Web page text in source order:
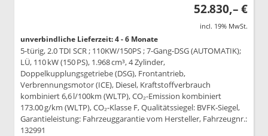
52.830,– €
incl. 19% MwSt.
unverbindliche Lieferzeit: 4 - 6 Monate
5-türig, 2.0 TDI SCR ; 110KW/150PS ; 7-Gang-DSG (AUTOMATIK);
LÜ, 110 kW (150 PS), 1.968 cm³, 4 Zylinder,
Doppelkupplungsgetriebe (DSG), Frontantrieb,
Verbrennungsmotor (ICE), Diesel, Kraftstoffverbrauch
kombiniert 6,6 l/100km (WLTP), CO₂-Emission kombiniert
173.00 g/km (WLTP), CO₂-Klasse F, Qualitätssiegel: BVFK-Siegel,
Garantieleistung: Fahrzeuggarantie vom Hersteller, Fahrzeugnr.:
132991